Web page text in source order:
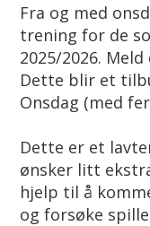
Fra og med
trening for de
2025/2026.
Dette blir et
Onsdag (med
Dette er et
ønsker litt
hjelp til å
og forsøke